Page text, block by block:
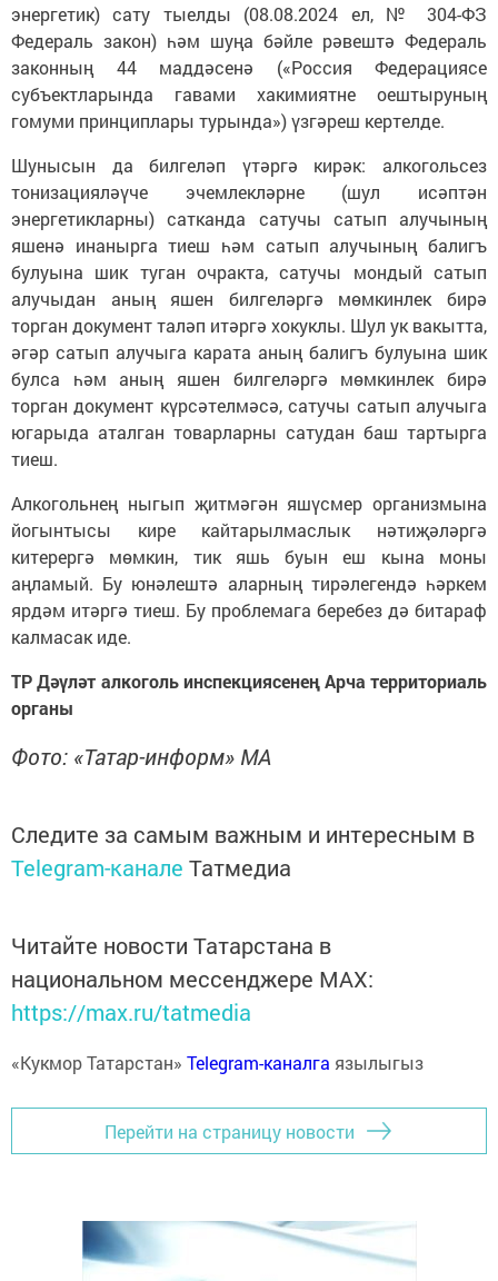
энергетик) сату тыелды (08.08.2024 ел, № 304-ФЗ
Федераль закон) һәм шуңа бәйле рәвештә Федераль
законның 44 маддәсенә («Россия Федерациясе
субъектларында гавами хакимиятне оештыруның
гомуми принциплары турында») үзгәреш кертелде.
Шунысын да билгеләп үтәргә кирәк: алкогольсез
тонизацияләүче эчемлекләрне (шул исәптән
энергетикларны) сатканда сатучы сатып алучының
яшенә инанырга тиеш һәм сатып алучының балигъ
булуына шик туган очракта, сатучы мондый сатып
алучыдан аның яшен билгеләргә мөмкинлек бирә
торган документ таләп итәргә хокуклы. Шул ук вакытта,
әгәр сатып алучыга карата аның балигъ булуына шик
булса һәм аның яшен билгеләргә мөмкинлек бирә
торган документ күрсәтелмәсә, сатучы сатып алучыга
югарыда аталган товарларны сатудан баш тартырга
тиеш.
Алкогольнең ныгып җитмәгән яшүсмер организмына
йогынтысы кире кайтарылмаслык нәтиҗәләргә
китерергә мөмкин, тик яшь буын еш кына моны
аңламый. Бу юнәлештә аларның тирәлегендә һәркем
ярдәм итәргә тиеш. Бу проблемага беребез дә битараф
калмасак иде.
ТР Дәүләт алкоголь инспекциясенең Арча территориаль
органы
Фото: «Татар-информ» МА
Следите за самым важным и интересным в
Telegram-канале Татмедиа
Читайте новости Татарстана в
национальном мессенджере MАХ:
https://max.ru/tatmedia
«Кукмор Татарстан» Telegram-каналга язылыгыз
Перейти на страницу новости